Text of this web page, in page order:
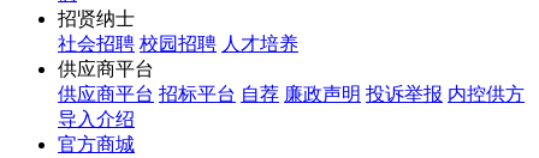
招贤纳士
社会招聘 校园招聘 人才培养
供应商平台
供应商平台 招标平台 自荐 廉政声明 投诉举报 内控供方
导入介绍
官方商城